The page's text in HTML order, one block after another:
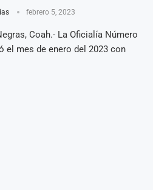
febrero 5, 2023
Coah.- La Oficialía Número
el mes de enero del 2023 con